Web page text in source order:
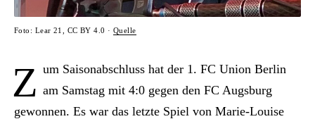
Foto: Lear 21, CC BY 4.0 · Quelle
Z um Saisonabschluss hat der 1. FC Union Berlin
am Samstag mit 4:0 gegen den FC Augsburg
gewonnen. Es war das letzte Spiel von Marie-Louise